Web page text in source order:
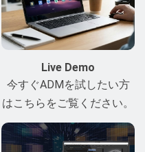
Live Demo
今すぐADMを試したい方
はこちらをご覧ください。